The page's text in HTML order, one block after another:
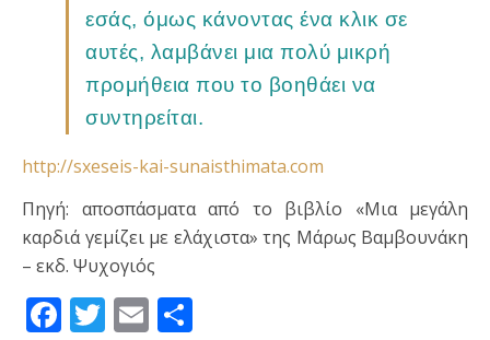
εσάς, όμως κάνοντας ένα κλικ σε
αυτές, λαμβάνει μια πολύ μικρή
προμήθεια που το βοηθάει να
συντηρείται.
http://sxeseis-kai-sunaisthimata.com
Πηγή: αποσπάσματα από το βιβλίο «Μια μεγάλη
καρδιά γεμίζει με ελάχιστα» της Μάρως Βαμβουνάκη
– εκδ. Ψυχογιός
Facebook
Twitter
Email